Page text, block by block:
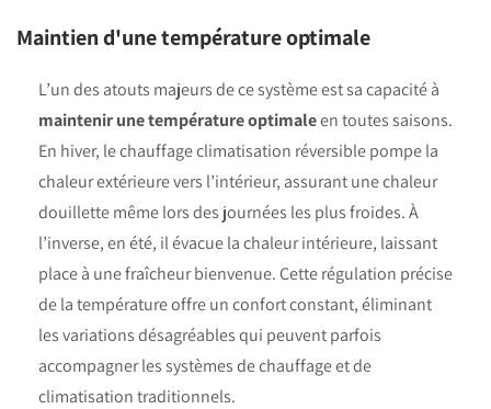
Maintien d'une température optimale
L’un des atouts majeurs de ce système est sa capacité à
maintenir une température optimaleen toutes saisons.
En hiver, le chauffage climatisation réversible pompe la
chaleur extérieure vers l’intérieur, assurant une chaleur
douillette même lors des journées les plus froides. À
l’inverse, en été, il évacue la chaleur intérieure, laissant
place à une fraîcheur bienvenue. Cette régulation précise
de la température offre un confort constant, éliminant
les variations désagréables qui peuvent parfois
accompagner les systèmes de chauffage et de
climatisation traditionnels.